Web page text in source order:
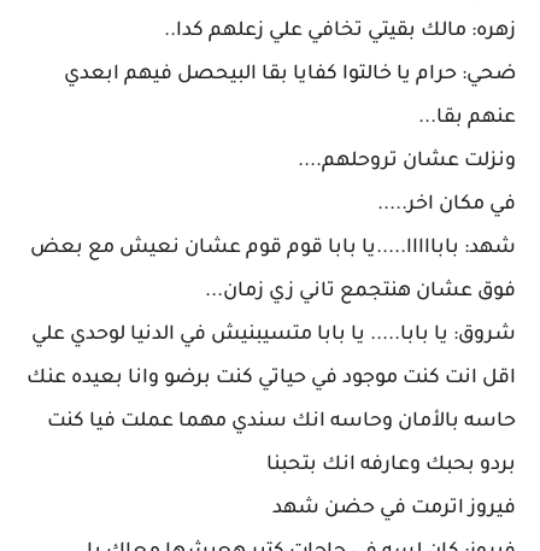
زهره: مالك بقيتي تخافي علي زعلهم كدا..
ضحي: حرام يا خالتوا كفايا بقا البيحصل فيهم ابعدي
عنهم بقا...
ونزلت عشان تروحلهم....
في مكان اخر.....
شهد: بابااااا.....يا بابا قوم قوم عشان نعيش مع بعض
فوق عشان هنتجمع تاني زي زمان...
شروق: يا بابا..... يا بابا متسيبنيش في الدنيا لوحدي علي
اقل انت كنت موجود في حياتي كنت برضو وانا بعيده عنك
حاسه بالأمان وحاسه انك سندي مهما عملت فيا كنت
بردو بحبك وعارفه انك بتحبنا
فيروز اترمت في حضن شهد